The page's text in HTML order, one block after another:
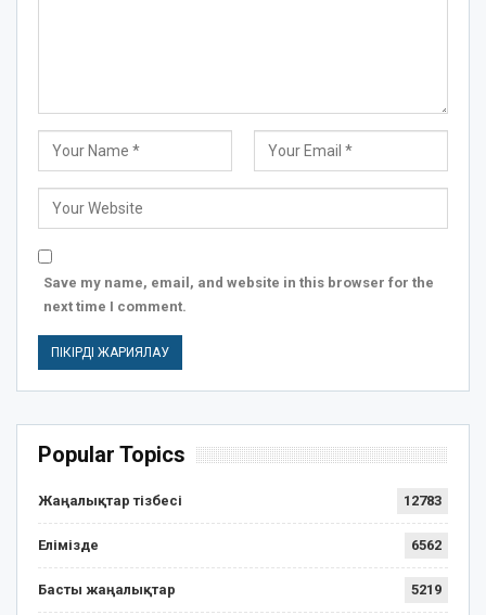
Save my name, email, and website in this browser for the
next time I comment.
Popular Topics
Жаңалықтар тізбесі 12783
Елімізде 6562
Басты жаңалықтар 5219